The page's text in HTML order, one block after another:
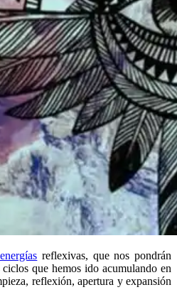
reflexivas, que nos pondrán
que hemos ido acumulando en
reflexión, apertura y expansión